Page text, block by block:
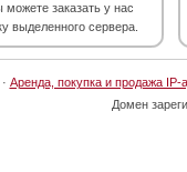
можете заказать у нас
выделенного сервера.
Аренда, покупка и продажа IP-
Домен